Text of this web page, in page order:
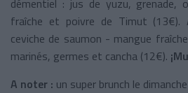
fraîche et poivre de Timut (13€).
ceviche de saumon - mangue
marinés, germes et cancha (12€).
A noter : un super brunch le